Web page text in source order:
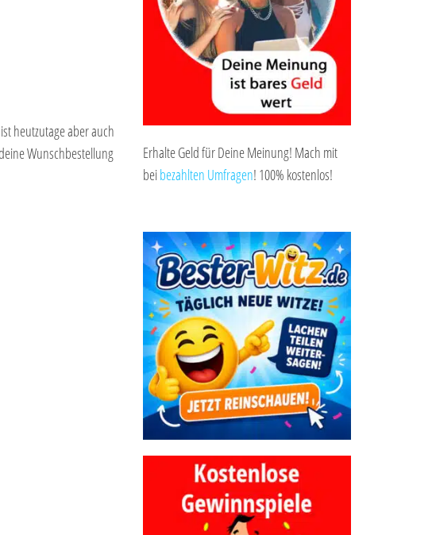
heutzutage aber auch
Wunschbestellung
Erhalte Geld für Deine Meinung! Mach mit
beibezahlten Umfragen! 100% kostenlos!